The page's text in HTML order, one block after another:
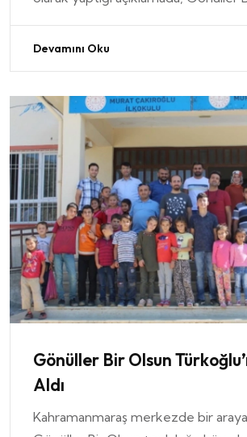
Devamını Oku
Gönüller Bir Olsun
Aldı
Kahramanmaraş merkezde bir